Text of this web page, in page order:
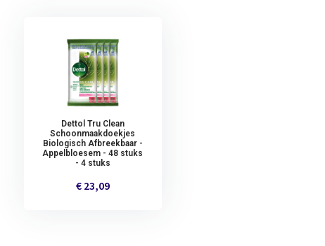
Dettol Tru Clean
Schoonmaakdoekjes
Biologisch Afbreekbaar -
Appelbloesem - 48 stuks
- 4 stuks
€ 23,09